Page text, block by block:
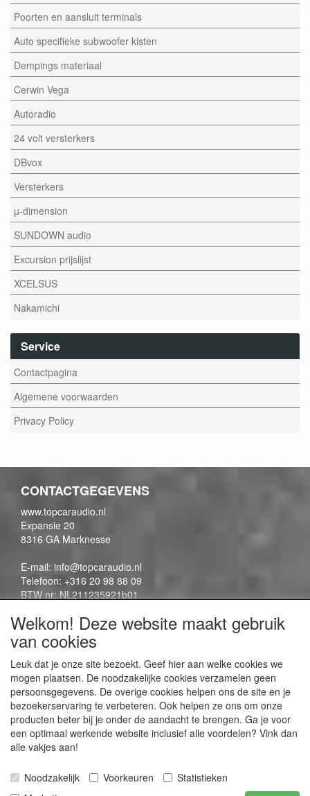
Poorten en aansluit terminals
Auto specifieke subwoofer kisten
Dempings materiaal
Cerwin Vega
Autoradio
24 volt versterkers
DBvox
Versterkers
µ-dimension
SUNDOWN audio
Excursion prijslijst
XCELSUS
Nakamichi
Service
Contactpagina
Algemene voorwaarden
Privacy Policy
CONTACTGEGEVENS
www.topcaraudio.nl
Expansie 20
8316 GA Marknesse
E-mail: info@topcaraudio.nl
Telefoon: +316 20 98 88 09
BTW nr: NL211235921b01
CONTENTPAGINA'S
Contactpagina
Algemene voorwaarden
Privacy Policy
Welkom! Deze website maakt gebruik
van cookies
Leuk dat je onze site bezoekt. Geef hier aan welke cookies we
mogen plaatsen. De noodzakelijke cookies verzamelen geen
persoonsgegevens. De overige cookies helpen ons de site en je
bezoekerservaring te verbeteren. Ook helpen ze ons om onze
producten beter bij je onder de aandacht te brengen. Ga je voor
een optimaal werkende website inclusief alle voordelen? Vink dan
alle vakjes aan!
Noodzakelijk Voorkeuren
Statistieken